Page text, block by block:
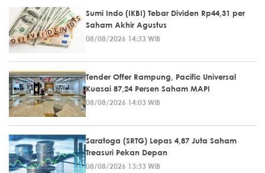
Sumi Indo (IKBI) Tebar Dividen Rp44,31 per
Saham Akhir Agustus
08/08/2026 14:33 WIB
Tender Offer Rampung, Pacific Universal
Kuasai 87,24 Persen Saham MAPI
08/08/2026 14:03 WIB
Saratoga (SRTG) Lepas 4,87 Juta Saham
Treasuri Pekan Depan
08/08/2026 13:33 WIB